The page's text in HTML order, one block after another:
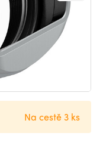
Na cestě 3 ks